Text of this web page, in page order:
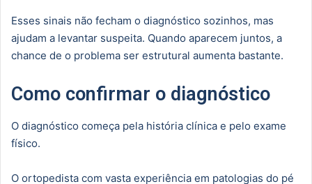
Esses sinais não fecham o diagnóstico sozinhos, mas
ajudam a levantar suspeita. Quando aparecem juntos, a
chance de o problema ser estrutural aumenta bastante.
Como confirmar o diagnóstico
O diagnóstico começa pela história clínica e pelo exame
físico.
O ortopedista com vasta experiência em patologias do pé